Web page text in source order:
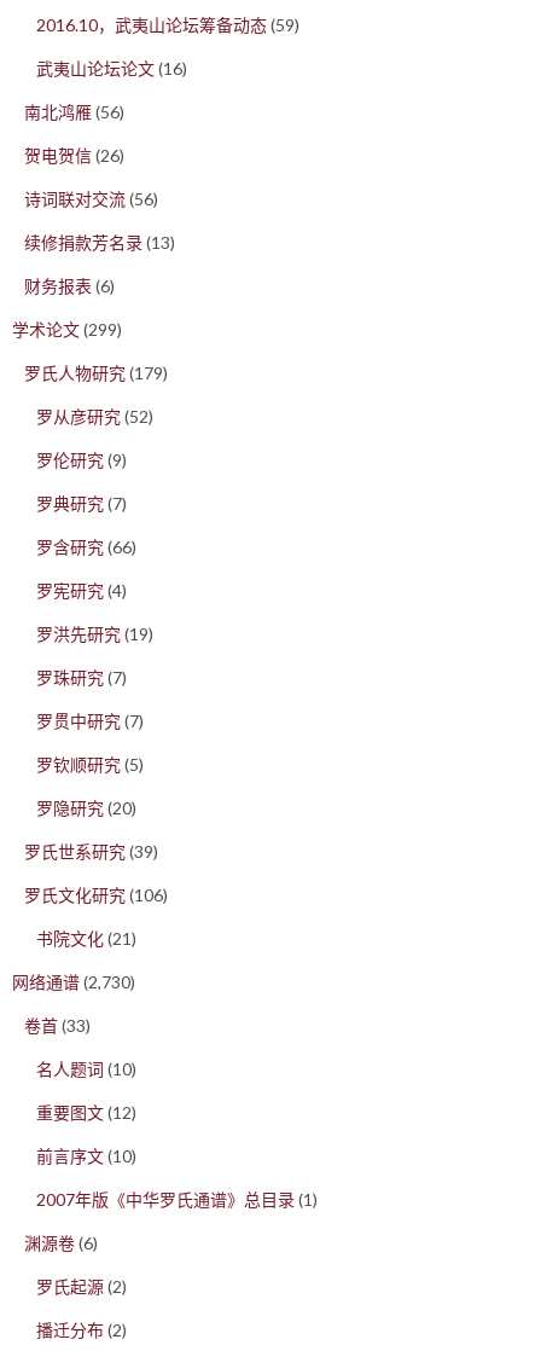
2016.10，武夷山论坛筹备动态(59)
武夷山论坛论文(16)
南北鸿雁(56)
贺电贺信(26)
诗词联对交流(56)
续修捐款芳名录(13)
财务报表 (6)
学术论文(299)
罗氏人物研究(179)
罗从彦研究(52)
罗伦研究(9)
罗典研究(7)
罗含研究(66)
罗宪研究(4)
罗洪先研究(19)
罗珠研究(7)
罗贯中研究(7)
罗钦顺研究(5)
罗隐研究(20)
罗氏世系研究(39)
罗氏文化研究(106)
书院文化(21)
网络通谱(2,730)
卷首(33)
名人题词 (10)
重要图文(12)
前言序文(10)
2007年版《中华罗氏通谱》总目录(1)
渊源卷(6)
罗氏起源(2)
播迁分布(2)